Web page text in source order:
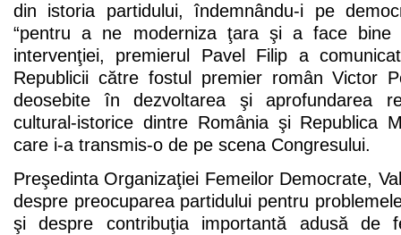
din istoria partidului, îndemnându-i pe
“pentru a ne moderniza ţara şi a face bine
intervenţiei, premierul Pavel Filip a
Republicii către fostul premier român Victor
deosebite în dezvoltarea şi aprofundarea
cultural-istorice dintre România şi Republica
care i-a transmis-o de pe scena Congresului.
Preşedinta Organizaţiei Femeilor Democrate,
despre preocuparea partidului pentru
şi despre contribuţia importantă adusă de